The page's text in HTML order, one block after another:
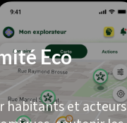
Eco
habitants et acteurs